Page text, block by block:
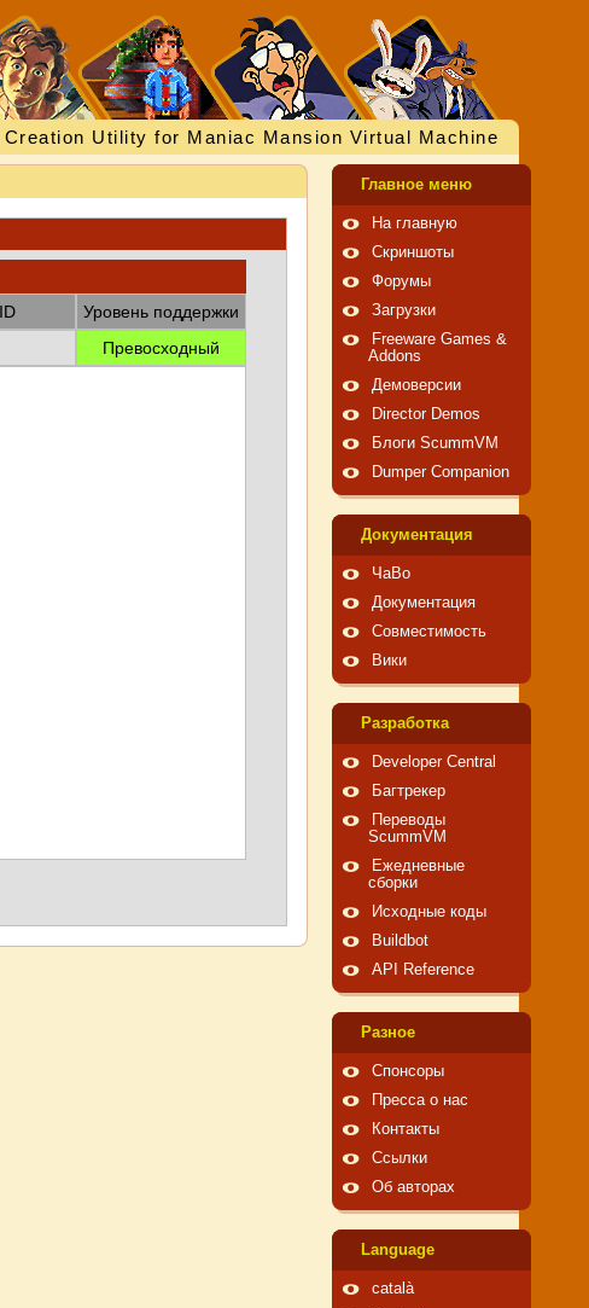
Utility for Maniac Mansion Virtual Machine
Уровень поддержки
Превосходный
Главное меню
На главную
Скриншоты
Форумы
Загрузки
Freeware Games &
Addons
Демоверсии
Director Demos
Блоги ScummVM
Dumper Companion
Документация
ЧаВо
Документация
Совместимость
Вики
Pазработка
Developer Central
Багтрекер
Переводы
ScummVM
Ежедневные
сборки
Исходные коды
Buildbot
API Reference
Pазное
Спонсоры
Пресса о нас
Контакты
Ссылки
Об авторах
Language
català